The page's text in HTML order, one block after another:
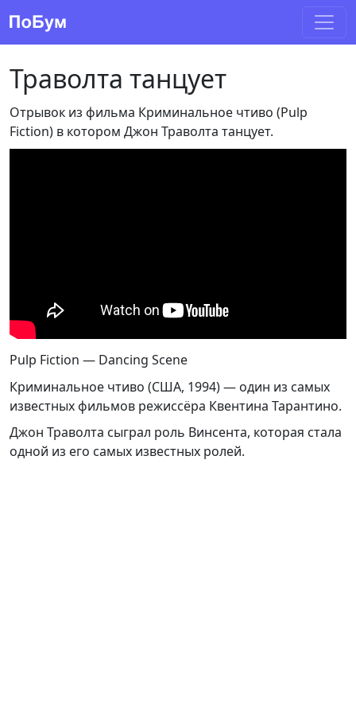
Траволта танцует
Отрывок из фильма Криминальное чтиво (Pulp
Fiction) в котором Джон Траволта танцует.
Pulp Fiction — Dancing Scene
Криминальное чтиво (США, 1994) — один из самых
известных фильмов режиссёра Квентина Тарантино.
Джон Траволта сыграл роль Винсента, которая стала
одной из его самых известных ролей.